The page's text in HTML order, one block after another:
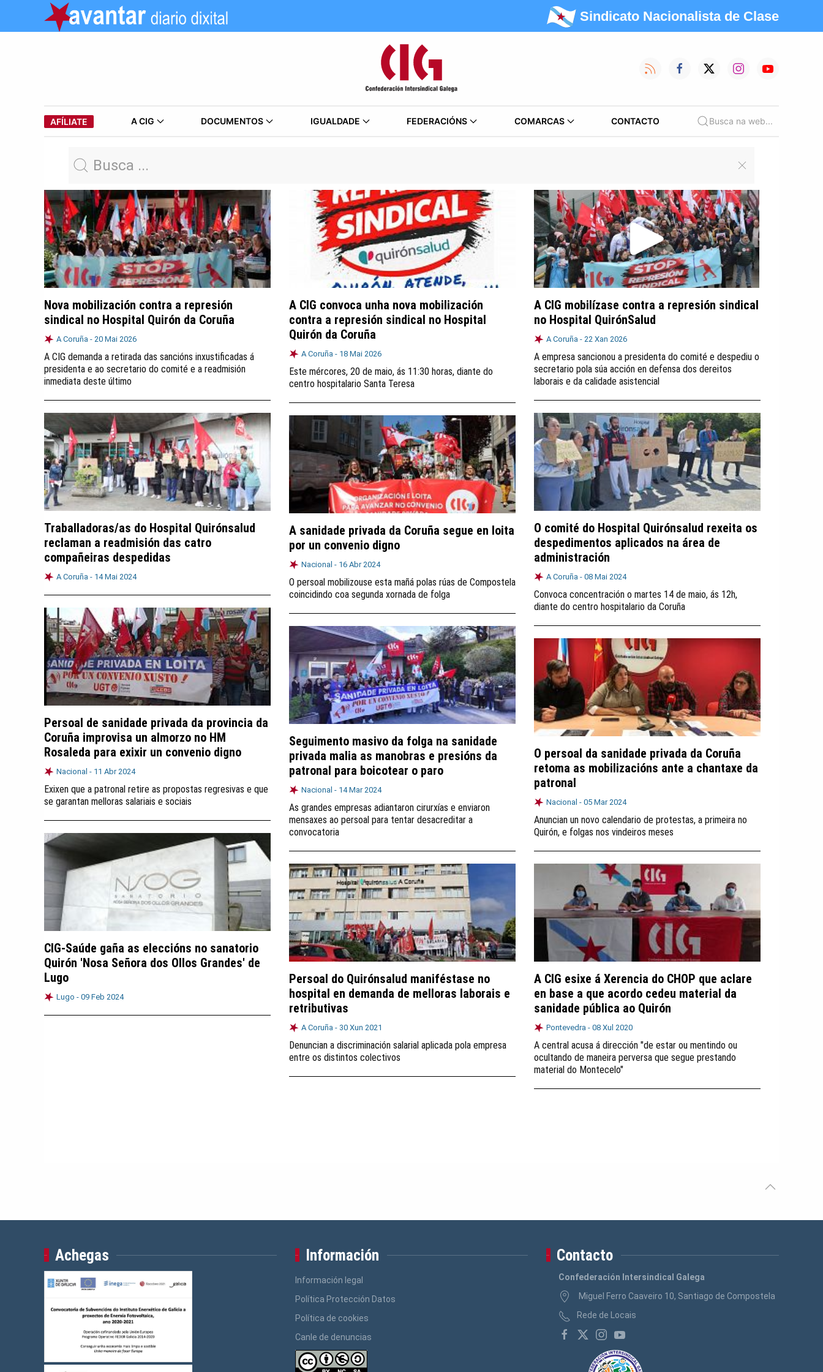
Sindicato Nacionalista de Clase
AFÍLIATE A CIG DOCUMENTOS IGUALDADE FEDERACIÓNS COMARCAS CONTACTO Busca na web...
Nova mobilización contra a represión
sindical no Hospital Quirón da Coruña
A Coruña - 20 Mai 2026
A CIG demanda a retirada das sancións inxustificadas á
presidenta e ao secretario do comité e a readmisión
inmediata deste último
A CIG convoca unha nova mobilización
contra a represión sindical no Hospital
Quirón da Coruña
A Coruña - 18 Mai 2026
Este mércores, 20 de maio, ás 11:30 horas, diante do
centro hospitalario Santa Teresa
A CIG mobilízase contra a represión sindical
no Hospital QuirónSalud
A Coruña - 22 Xan 2026
A empresa sancionou a presidenta do comité e despediu o
secretario pola súa acción en defensa dos dereitos
laborais e da calidade asistencial
Traballadoras/as do Hospital Quirónsalud
reclaman a readmisión das catro
compañeiras despedidas
A Coruña - 14 Mai 2024
O comité do Hospital Quirónsalud rexeita os
despedimentos aplicados na área de
administración
A Coruña - 08 Mai 2024
Convoca concentración o martes 14 de maio, ás 12h,
diante do centro hospitalario da Coruña
A sanidade privada da Coruña segue en loita
por un convenio digno
Nacional - 16 Abr 2024
O persoal mobilizouse esta mañá polas rúas de Compostela
coincidindo coa segunda xornada de folga
Persoal de sanidade privada da provincia da
Coruña improvisa un almorzo no HM
Rosaleda para exixir un convenio digno
Nacional - 11 Abr 2024
Exixen que a patronal retire as propostas regresivas e que
se garantan melloras salariais e sociais
Seguimento masivo da folga na sanidade
privada malia as manobras e presións da
patronal para boicotear o paro
Nacional - 14 Mar 2024
As grandes empresas adiantaron cirurxías e enviaron
mensaxes ao persoal para tentar desacreditar a
convocatoria
O persoal da sanidade privada da Coruña
retoma as mobilizacións ante a chantaxe da
patronal
Nacional - 05 Mar 2024
Anuncian un novo calendario de protestas, a primeira no
Quirón, e folgas nos vindeiros meses
CIG-Saúde gaña as eleccións no sanatorio
Quirón 'Nosa Señora dos Ollos Grandes' de
Lugo
Lugo - 09 Feb 2024
Persoal do Quirónsalud maniféstase no
hospital en demanda de melloras laborais e
retributivas
A Coruña - 30 Xun 2021
Denuncian a discriminación salarial aplicada pola empresa
entre os distintos colectivos
A CIG esixe á Xerencia do CHOP que aclare
en base a que acordo cedeu material da
sanidade pública ao Quirón
Pontevedra - 08 Xul 2020
A central acusa á dirección "de estar ou mentindo ou
ocultando de maneira perversa que segue prestando
material do Montecelo"
Achegas Información
Información legal
Política Protección Datos
Política de cookies
Canle de denuncias
Contacto
Confederación Intersindical Galega
Miguel Ferro Caaveiro 10, Santiago de Compostela
Rede de Locais